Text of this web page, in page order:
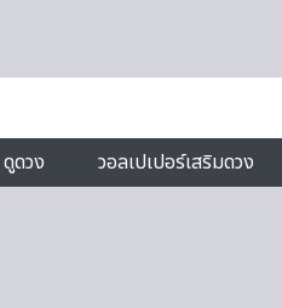
ดูดวง วอลเปเปอร์เสริมดวง